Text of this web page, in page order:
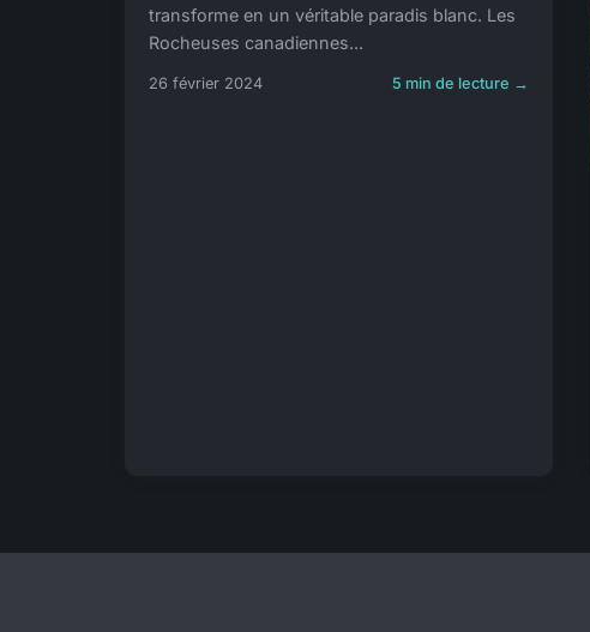
transforme en un véritable paradis blanc. Les
Rocheuses canadiennes...
26 février 2024 5 min de lecture →